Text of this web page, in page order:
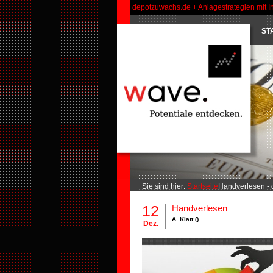
depotzuwachs.de + Anlagestrategien mit
Sie sind hier: StartseiteHandverlesen -
12
Dez.
Handverlesen
A. Klatt ()